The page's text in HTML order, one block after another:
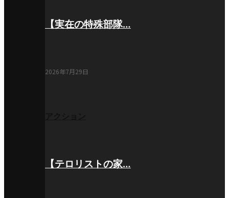
【実在の特殊部隊…
2026年7月29日
【テロリストの家…